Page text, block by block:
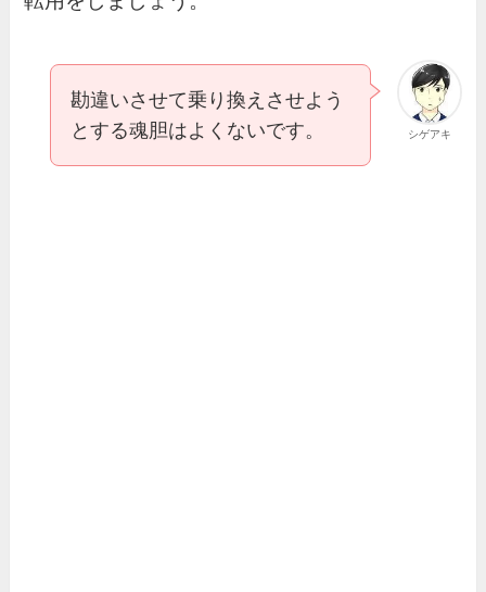
シゲアキ
勘違いさせて乗り換えさせよう
とする魂胆はよくないです。